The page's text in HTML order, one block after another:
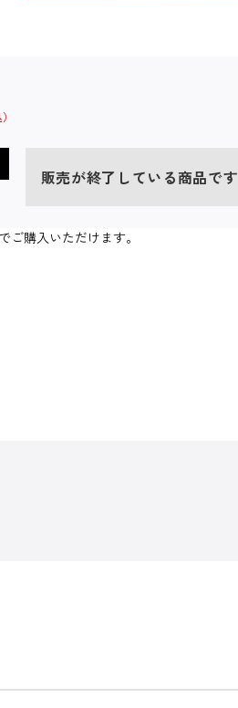
販売が終了している商品です
ご購入いただけます。